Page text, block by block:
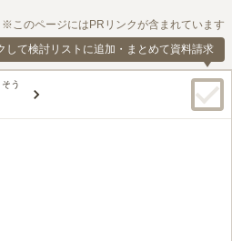
※このページにはPRリンクが含まれています
して検討リストに追加・まとめて資料請求
う